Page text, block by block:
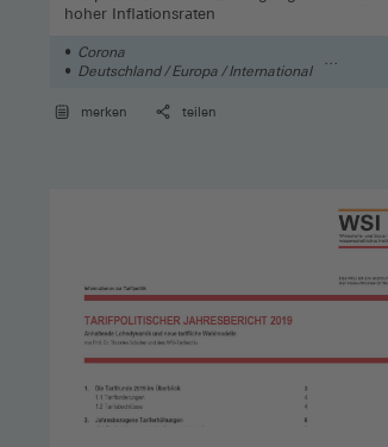
hoher Inflationsraten
Corona
Deutschland / Europa / International
merken
teilen